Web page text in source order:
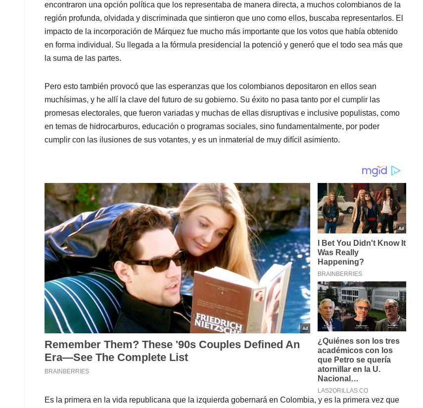
encontraron una opción política que los representaba de manera directa, a muchos colombianos de la
región profunda, olvidada y discriminada que sintieron que uno como ellos, buscaba representarlos. El
impacto de la incorporación de Márquez fue mucho más importante que los votos que había obtenido
en forma individual. Su llegada a la fórmula presidencial la potenció y generó que el todo sea más que
la suma de las partes.
Pero esto también provocó que las esperanzas que los colombianos depositaron en ellos sean
muchísimas, y he allí la clave del futuro de su gobierno. Su éxito no pasa tanto por el cumplir las
promesas electorales, que fueron variadas y muchas de ellas disruptivas e inclusive populistas, como
en temas de hidrocarburos, educación o programas sociales, sino fundamentalmente, por poder
cumplir con las ilusiones de sus votantes, y es un inmaterial de muy difícil asimiento.
Es la primera en la vida republicana que la izquierda gobernará en Colombia, y es la primera vez que